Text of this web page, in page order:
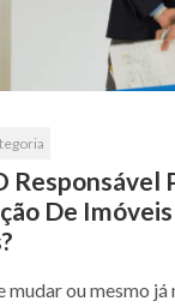
Responsável
De Imóveis
mudar ou mesmo já